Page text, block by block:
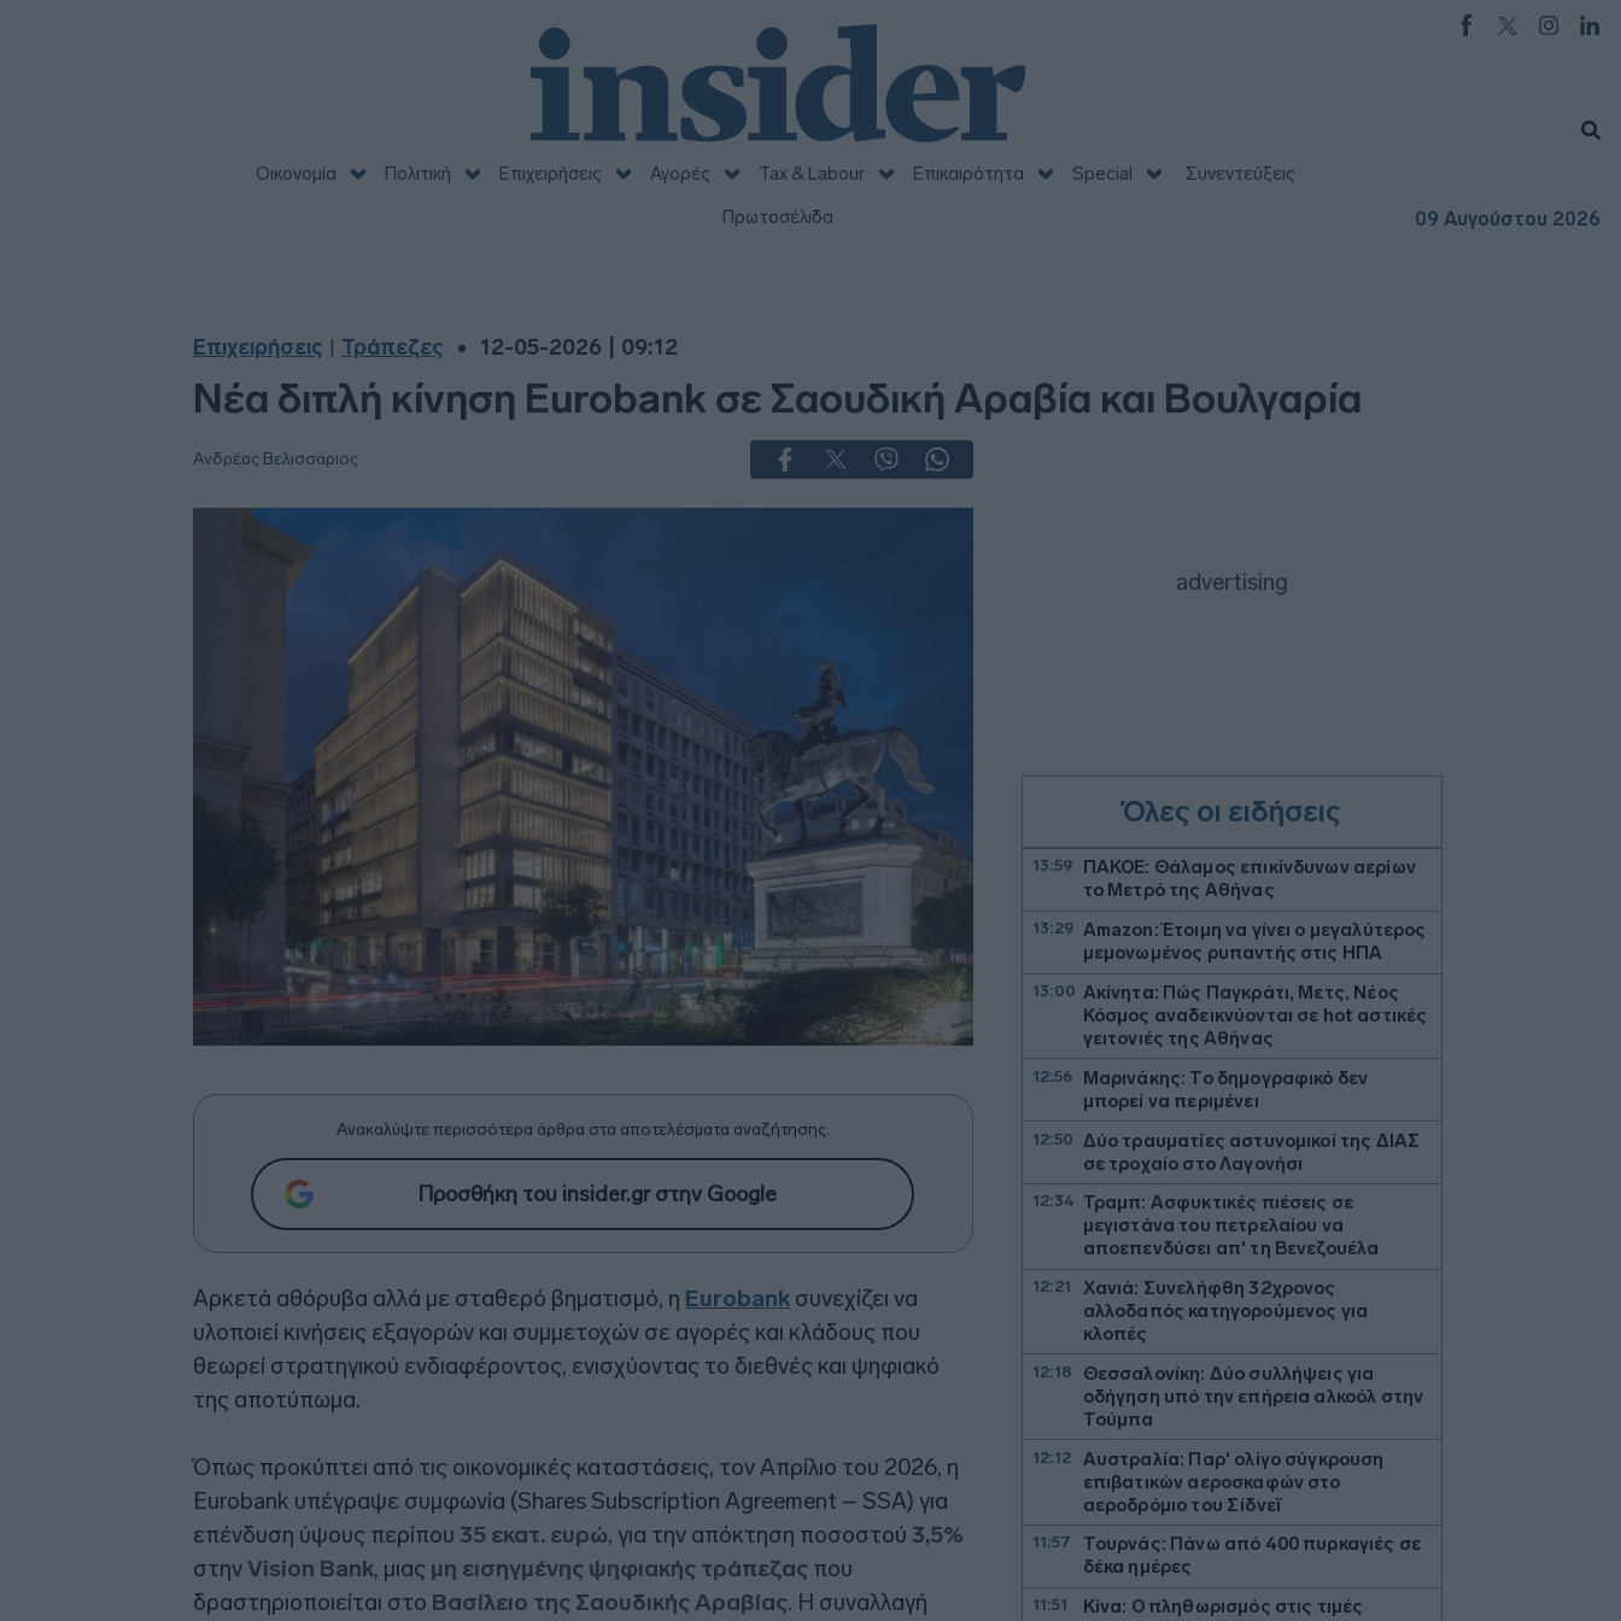
Οικονομία Πολιτική Επιχειρήσεις Αγορές Tax & Labour Επικαιρότητα Special
Συνεντεύξεις
Πρωτοσέλιδα
09 Αυγούστου 2026
Επιχειρήσεις Τράπεζες 12-05-2026 | 09:12
Νέα διπλή κίνηση Eurobank σε Σαουδική Αραβία και Βουλγαρία
Ανδρέας Βελισσάριος
Ανακαλύψτε περισσότερα άρθρα στα αποτελέσματα αναζήτησης.
Προσθήκη του insider.gr στην Google
Αρκετά αθόρυβα αλλά με σταθερό βηματισμό, η Eurobank συνεχίζει να
υλοποιεί κινήσεις εξαγορών και συμμετοχών σε αγορές και κλάδους που
θεωρεί στρατηγικού ενδιαφέροντος, ενισχύοντας το διεθνές και ψηφιακό
της αποτύπωμα.
Όπως προκύπτει από τις οικονομικές καταστάσεις, τον Απρίλιο του 2026, η
Eurobank υπέγραψε συμφωνία (Shares Subscription Agreement – SSA) για
επένδυση ύψους περίπου 35 εκατ. ευρώ, για την απόκτηση ποσοστού 3,5%
στηνVision Bank, μιας μη εισηγμένης ψηφιακής τράπεζας που
δραστηριοποιείται στο Βασίλειο της Σαουδικής Αραβίας. Η συναλλαγή
Όλες οι ειδήσεις
13:59
ΠΑΚΟΕ: Θάλαμος επικίνδυνων αερίων
το Μετρό της Αθήνας
13:29 Amazon: Έτοιμη να γίνει ο μεγαλύτερος
μεμονωμένος ρυπαντής στις ΗΠΑ
13:00 Ακίνητα: Πώς Παγκράτι, Μετς, Νέος
Κόσμος αναδεικνύονται σε hot αστικές
γειτονιές της Αθήνας
12:56
Μαρινάκης: Το δημογραφικό δεν
μπορεί να περιμένει
12:50
Δύο τραυματίες αστυνομικοί της ΔΙΑΣ
σε τροχαίο στο Λαγονήσι
12:34
Τραμπ: Ασφυκτικές πιέσεις σε
μεγιστάνα του πετρελαίου να
αποεπενδύσει απ' τη Βενεζουέλα
12:21
Χανιά: Συνελήφθη 32χρονος
αλλοδαπός κατηγορούμενος για
κλοπές
12:18
Θεσσαλονίκη: Δύο συλλήψεις για
οδήγηση υπό την επήρεια αλκοόλ στην
Τούμπα
12:12
Αυστραλία: Παρ' ολίγο σύγκρουση
επιβατικών αεροσκαφών στο
αεροδρόμιο του Σίδνεϊ
11:57
Τουρνάς: Πάνω από 400 πυρκαγιές σε
δέκα ημέρες
11:51
Κίνα: Ο πληθωρισμός στις τιμές